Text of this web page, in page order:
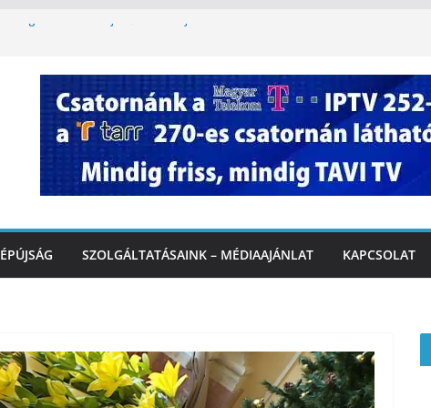
felfrissülés: jövő héten újra berobban
A 3. kerület TVE csapatát fogadta a
a tűzoltók dolgát Marcalinál
közlekedésért, elektromos
SZOLGÁLTATÁSAINK – MÉDIAAJÁNLAT KAPCSOLAT